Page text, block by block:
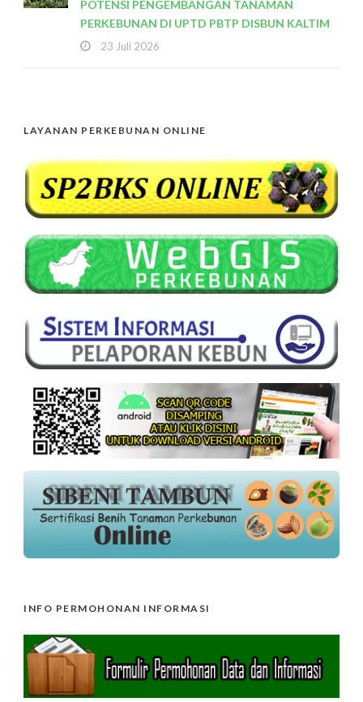
POTENSI PENGEMBANGAN TANAMAN
PERKEBUNAN DI UPTD PBTP DISBUN KALTIM
23 Juli 2026
LAYANAN PERKEBUNAN ONLINE
INFO PERMOHONAN INFORMASI